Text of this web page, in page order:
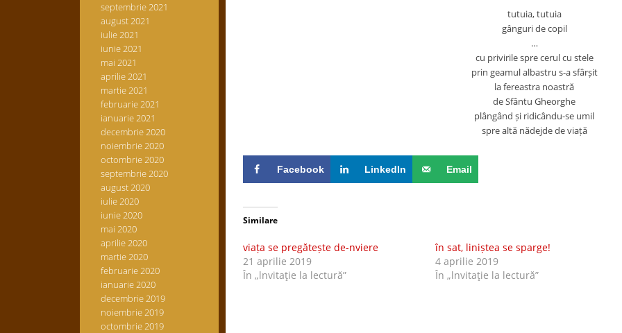
septembrie 2021
august 2021
iulie 2021
iunie 2021
mai 2021
aprilie 2021
martie 2021
februarie 2021
ianuarie 2021
decembrie 2020
noiembrie 2020
octombrie 2020
septembrie 2020
august 2020
iulie 2020
iunie 2020
mai 2020
aprilie 2020
martie 2020
februarie 2020
ianuarie 2020
decembrie 2019
noiembrie 2019
octombrie 2019
tutuia, tutuia
gânguri de copil
…
cu privirile spre cerul cu stele
prin geamul albastru s-a sfârșit
la fereastra noastră
de Sfântu Gheorghe
plângând și ridicându-se umil
spre altă nădejde de viață
Facebook LinkedIn Email
Similare
viața se pregătește de-nviere
21 aprilie 2019
În „lnvitaţie la lectură”
în sat, liniștea se sparge!
4 aprilie 2019
În „lnvitaţie la lectură”